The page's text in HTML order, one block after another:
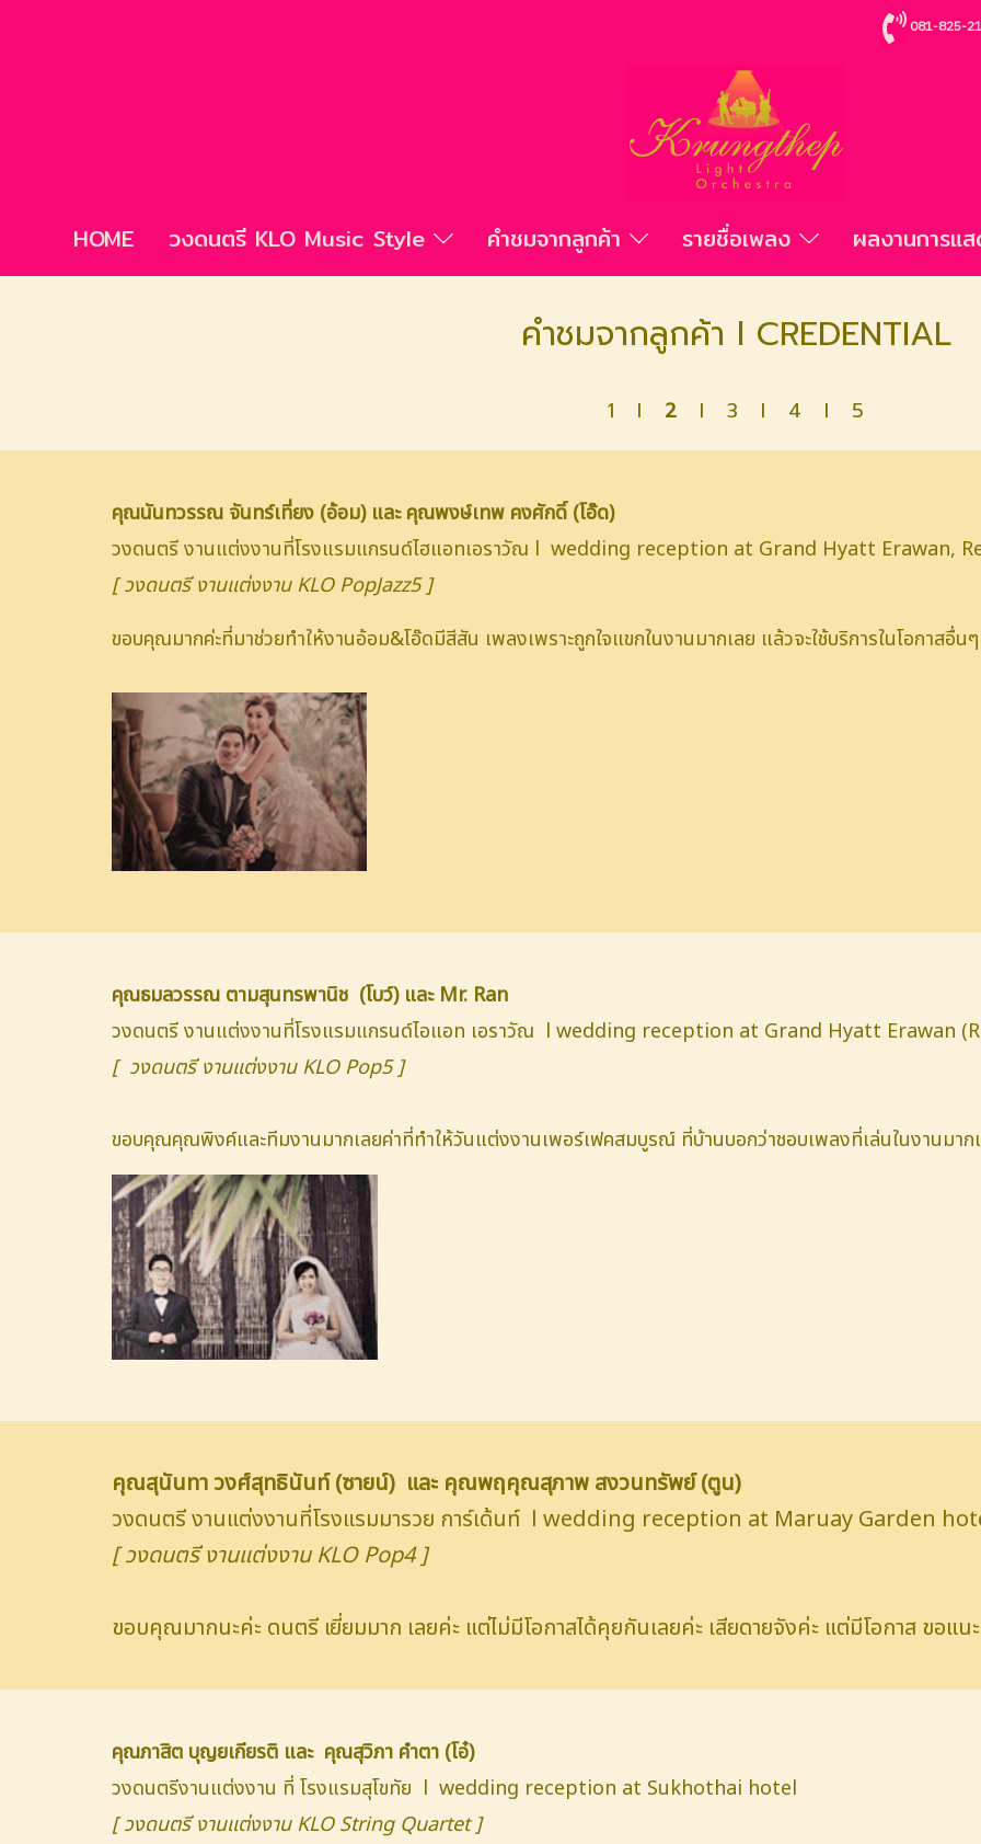
081-825-
HOME วงดนตรี KLO Music Style คำชมจากลูกค้า รายชื่อเพลง ผลงานการแ
คำชมจากลูกค้า l CREDENTIAL
1 l 2 l 3 l 4 l 5
คุณนันทวรรณ จันทร์เที่ยง (อ้อม) และ คุณพงษ์เทพ คงศักดิ์ (โอ๊ด)
วงดนตรี งานแต่งงานที่โรงแรมแกรนด์ไฮแอทเอราวัณ l wedding reception at Grand Hyatt Erawan,
[ วงดนตรี งานแต่งงาน KLO PopJazz5 ]
ขอบคุณมากค่ะที่มาช่วยทำให้งานอ้อม&โอ๊ดมีสีสัน เพลงเพราะถูกใจแขกในงานมากเลย แล้วจะใช้บริการในโอกาสอื่น
คุณธมลวรรณ ตามสุนทรพานิช (โบว์) และ Mr. Ran
วงดนตรี งานแต่งงานที่โรงแรมแกรนด์ไอแอท เอราวัณ l wedding reception at Grand Hyatt Erawan
[ วงดนตรี งานแต่งงาน KLO Pop5 ]
ขอบคุณคุณพิงค์และทีมงานมากเลยค่าที่ทำให้วันแต่งงานเพอร์เฟคสมบูรณ์ ที่บ้านบอกว่าชอบเพลงที่เล่นในงานมาก
คุณสุนันทา วงศ์สุทธินันท์ (ซายน์) และ คุณพฤคุณสุภาพ สงวนทรัพย์ (ตูน)
วงดนตรี งานแต่งงานที่โรงแรมมารวย การ์เด้นท์ l wedding reception at Maruay Garden
[ วงดนตรี งานแต่งงาน KLO Pop4 ]
ขอบคุณมากนะค่ะ ดนตรี เยี่ยมมาก เลยค่ะ แต่ไม่มีโอกาสได้คุยกันเลยค่ะ เสียดายจังค่ะ แต่มีโอกาส ขอแน
คุณภาสิต บุญยเกียรติ และ คุณสุวิภา คำตา (โอ๋)
วงดนตรีงานแต่งงาน ที่ โรงแรมสุโขทัย l wedding reception at Sukhothai hotel
[ วงดนตรี งานแต่งงาน KLO String Quartet ]